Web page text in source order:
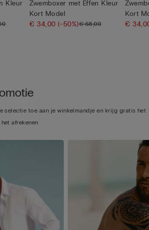
Kleur
Zwemboxer met Effen Kleur
Kort Model
€ 34,00(-50%)€ 68,00
Kort
€
selectie toe aan je winkelmandje en krijg gratis het
afrekenen